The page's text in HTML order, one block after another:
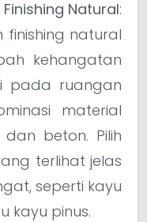
Natural:
finishing natural
kehangatan
pada ruangan
material
beton. Pilih
terlihat jelas
seperti kayu
kayu pinus.